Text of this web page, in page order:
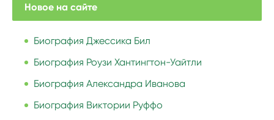
Новое на сайте
Биография Джессика Бил
Биография Роузи Хантингтон-Уайтли
Биография Александра Иванова
Биография Виктории Руффо